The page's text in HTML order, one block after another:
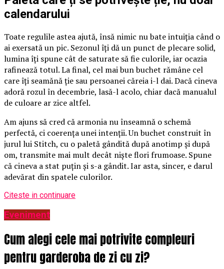
calendarului
Toate regulile astea ajută, însă nimic nu bate intuiția când o
ai exersată un pic. Sezonul îți dă un punct de plecare solid,
lumina îți spune cât de saturate să fie culorile, iar ocazia
rafinează totul. La final, cel mai bun buchet rămâne cel
care îți seamănă ție sau persoanei căreia i-l dai. Dacă cineva
adoră rozul în decembrie, lasă-l acolo, chiar dacă manualul
de culoare ar zice altfel.
Am ajuns să cred că armonia nu înseamnă o schemă
perfectă, ci coerența unei intenții. Un buchet construit în
jurul lui Stitch, cu o paletă gândită după anotimp și după
om, transmite mai mult decât niște flori frumoase. Spune
că cineva a stat puțin și s-a gândit. Iar asta, sincer, e darul
adevărat din spatele culorilor.
Citeste in continuare
Eveniment
Cum alegi cele mai potrivite compleuri
pentru garderoba de zi cu zi?